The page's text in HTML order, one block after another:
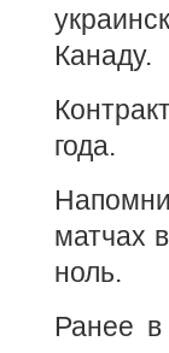
Канаду.
года.
матчах
ноль.
Ранее в